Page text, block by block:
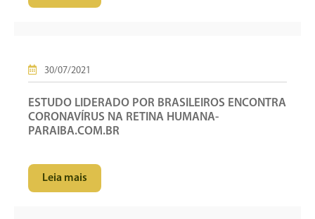
30/07/2021
ESTUDO LIDERADO POR BRASILEIROS ENCONTRA
CORONAVÍRUS NA RETINA HUMANA-
PARAIBA.COM.BR
Leia mais